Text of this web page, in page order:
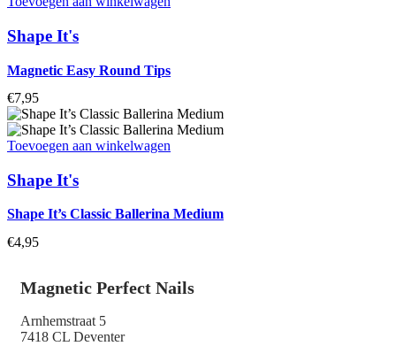
Shape It's
Magnetic Easy Round Tips
€7,95
Toevoegen aan winkelwagen
Shape It's
Shape It’s Classic Ballerina Medium
€4,95
Magnetic Perfect Nails
Arnhemstraat 5
7418 CL Deventer